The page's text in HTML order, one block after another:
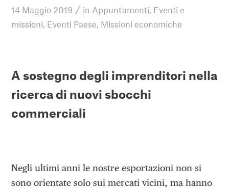
14 Maggio 2019 / in Appuntamenti, Eventi e
missioni, Eventi Paese, Missioni economiche
A sostegno degli imprenditori nella
ricerca di nuovi sbocchi
commerciali
Negli ultimi anni le nostre esportazioni non si
sono orientate solo sui mercati vicini, ma hanno